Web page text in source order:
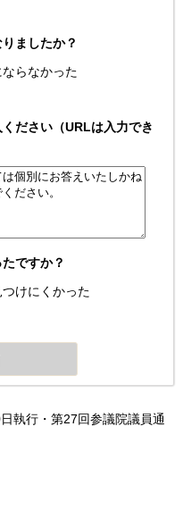
ましたか？
らなかった
ださい（URLは入力でき
ですか？
けにくかった
執行・第27回参議院議員通